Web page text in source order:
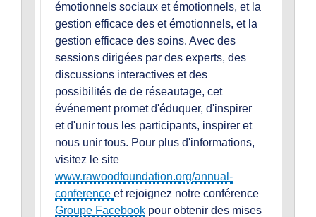
émotionnels sociaux et émotionnels, et la
gestion efficace des et émotionnels, et la
gestion efficace des soins. Avec des
sessions dirigées par des experts, des
discussions interactives et des
possibilités de de réseautage, cet
événement promet d'éduquer, d'inspirer
et d'unir tous les participants, inspirer et
nous unir tous. Pour plus d'informations,
visitez le site
www.rawoodfoundation.org/annual-
conference et rejoignez notre conférence
Groupe Facebook pour obtenir des mises